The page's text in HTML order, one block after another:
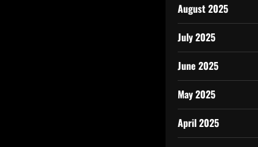
August 2025
July 2025
June 2025
May 2025
April 2025